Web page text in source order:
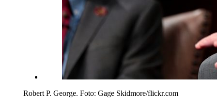
Robert P. George. Foto: Gage Skidmore/flickr.com